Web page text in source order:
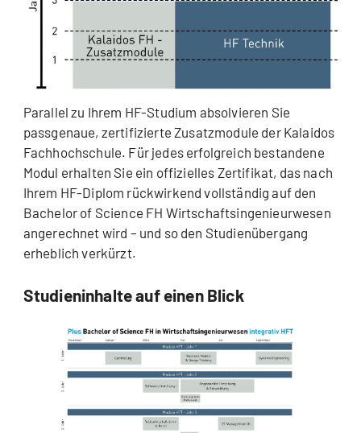
Parallel zu Ihrem HF-Studium absolvieren Sie
passgenaue, zertifizierte Zusatzmodule der Kalaidos
Fachhochschule. Für jedes erfolgreich bestandene
Modul erhalten Sie ein offizielles Zertifikat, das nach
Ihrem HF-Diplom rückwirkend vollständig auf den
Bachelor of Science FH Wirtschaftsingenieurwesen
angerechnet wird – und so den Studienübergang
erheblich verkürzt.
Studieninhalte auf einen Blick